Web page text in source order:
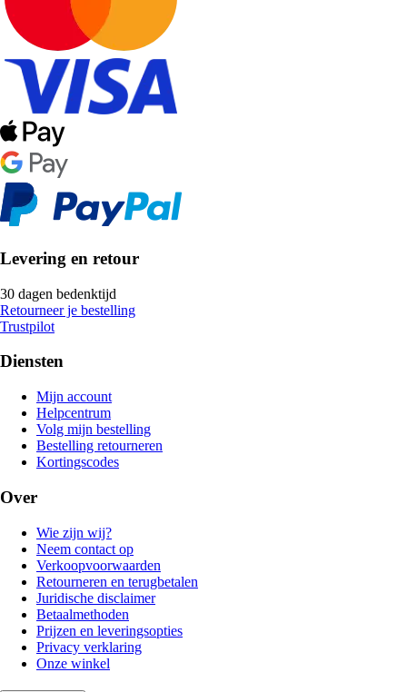
Levering en retour
30 dagen bedenktijd
Retourneer je bestelling
Trustpilot
Diensten
Mijn account
Helpcentrum
Volg mijn bestelling
Bestelling retourneren
Kortingscodes
Over
Wie zijn wij?
Neem contact op
Verkoopvoorwaarden
Retourneren en terugbetalen
Juridische disclaimer
Betaalmethoden
Prijzen en leveringsopties
Privacy verklaring
Onze winkel